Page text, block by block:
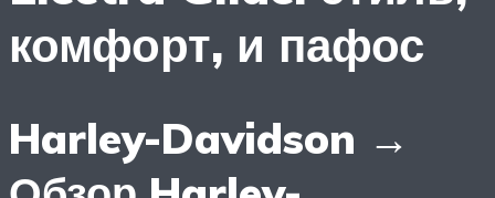
комфорт, и пафос
Harley-Davidson →